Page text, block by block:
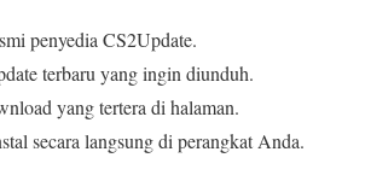
penyedia CS2Update.
terbaru yang ingin diunduh.
yang tertera di halaman.
secara langsung di perangkat Anda.